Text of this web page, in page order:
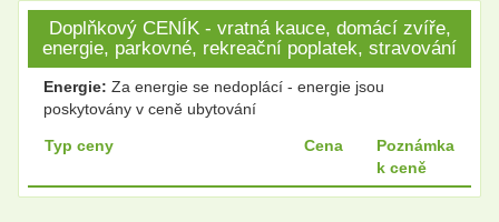
Doplňkový CENÍK - vratná kauce, domácí zvíře,
energie, parkovné, rekreační poplatek, stravování
Energie: Za energie se nedoplácí - energie jsou
poskytovány v ceně ubytování
Typ ceny Cena
Poznámka
k ceně